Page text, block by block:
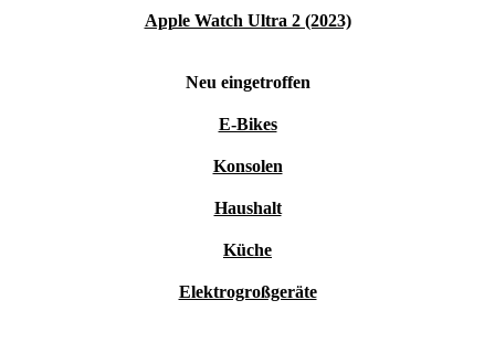
Apple Watch Ultra 2 (2023)
Neu eingetroffen
E-Bikes
Konsolen
Haushalt
Küche
Elektrogroßgeräte